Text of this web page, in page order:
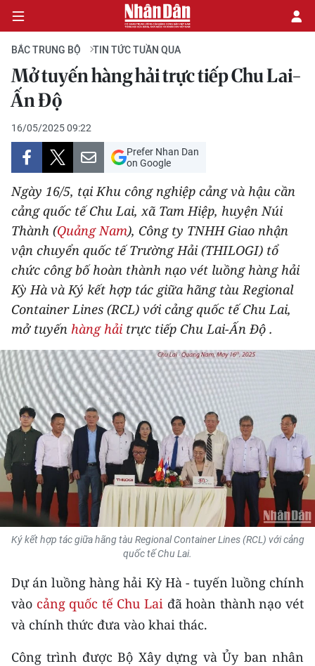
CHÍNH TRỊ
KINH TẾ
VĂN HÓA
XÃ HỘI
PHÁP LUẬT
DU LỊCH
THẾ GIỚI
THỂ THAO
GIÁO DỤC
Y TẾ
KHOA HỌC - CÔNG NGHỆ
MÔI TRƯỜNG
BẠN ĐỌC
KIỂM CHỨNG THÔNG TIN
54 DÂN TỘC VIỆT NAM
MỘT SẢN PHẨM
BẮC TRUNG BỘ TIN TỨC TUẦN QUA
Mở tuyến hàng hải trực tiếp Chu Lai-
Ấn Độ
16/05/2025 09:22
Prefer Nhan Dan
on Google
Ngày 16/5, tại Khu công nghiệp cảng và hậu cần
cảng quốc tế Chu Lai, xã Tam Hiệp, huyện Núi
Thành (Quảng Nam), Công ty TNHH Giao nhận
vận chuyển quốc tế Trường Hải (THILOGI) tổ
chức công bố hoàn thành nạo vét luồng hàng hải
Kỳ Hà và Ký kết hợp tác giữa hãng tàu Regional
Container Lines (RCL) với cảng quốc tế Chu Lai,
mở tuyến hàng hải trực tiếp Chu Lai-Ấn Độ .
Ký kết hợp tác giữa hãng tàu Regional Container Lines (RCL) với cảng
quốc tế Chu Lai.
Dự án luồng hàng hải Kỳ Hà - tuyến luồng chính
vào cảng quốc tế Chu Lai đã hoàn thành nạo vét
và chính thức đưa vào khai thác.
Công trình được Bộ Xây dựng và Ủy ban nhân